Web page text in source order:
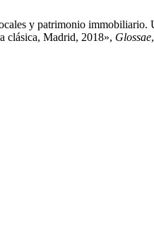
y patrimonio
clásica, Madrid, 2018», Glossae